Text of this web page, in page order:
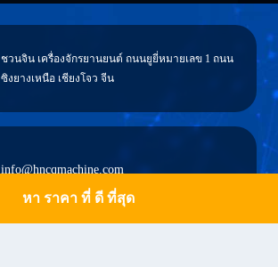
หา ราคา ที่ ดี ที่สุด
ชวนจิน เครื่องจักรยานยนต์ ถนนยูยี่หมายเลข 1 ถนน
ซิงยางเหนือ เชียงโจว จีน
info@hncqmachine.com
Get a Quote